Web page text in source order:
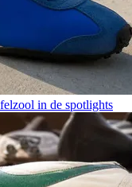
in de spotlights